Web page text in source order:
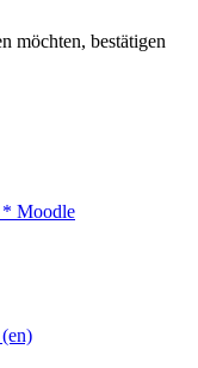
möchten, bestätigen